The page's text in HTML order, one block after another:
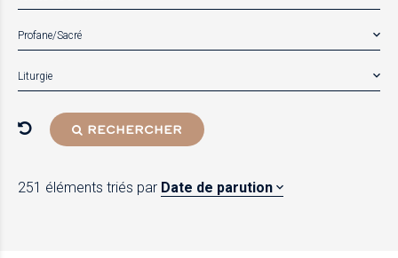
Profane/Sacré
Liturgie
RECHERCHER
251 éléments triés par Date de parution